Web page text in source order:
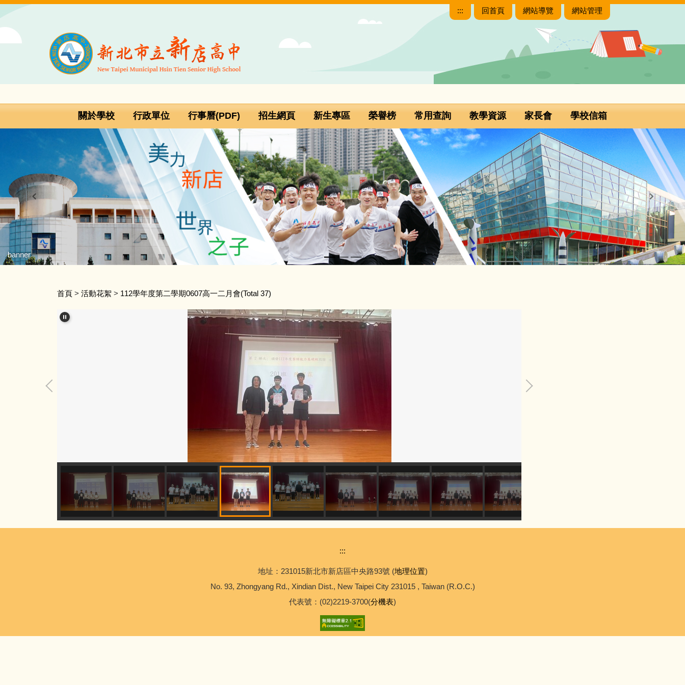
主
::: 回首頁 網站導覽 網站管理
關於學校 行政單位 行事曆(PDF) 招生網頁 新生專區 榮譽榜 常用查詢 教學資源 家長會 學校信箱
banner
首頁 > 活動花絮 > 112學年度第二學期0607高一二月會(Total 37)
:::
地址：231015新北市新店區中央路93號 (地理位置)
No. 93, Zhongyang Rd., Xindian Dist., New Taipei City 231015 , Taiwan (R.O.C.)
代表號：(02)2219-3700(分機表)